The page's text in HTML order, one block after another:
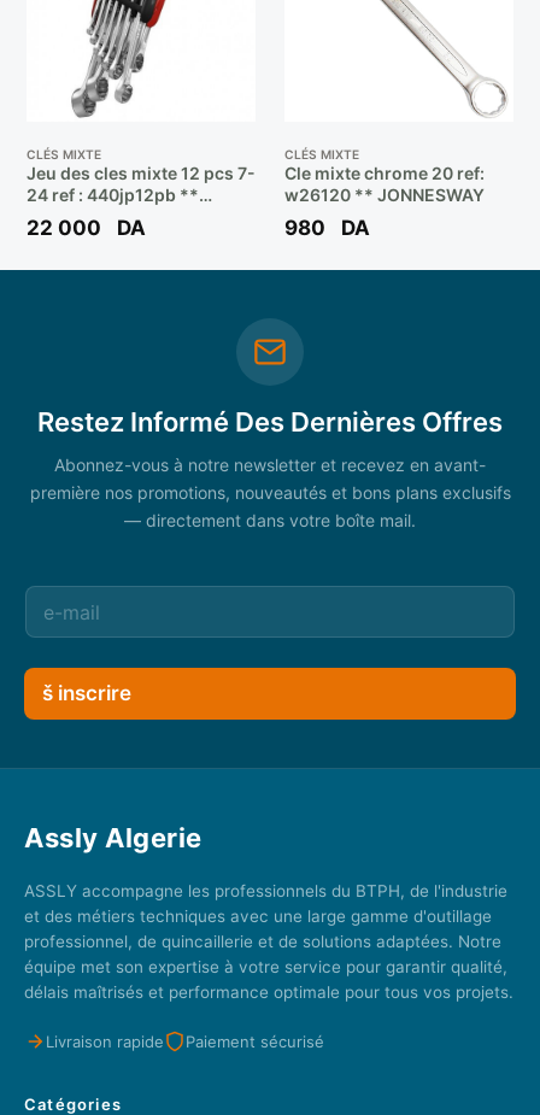
CLÉS MIXTE
Jeu des cles mixte 12 pcs 7-
24 ref : 440jp12pb **
FACOM
22 000 DA
CLÉS MIXTE
Cle mixte chrome 20 ref:
w26120 ** JONNESWAY
980 DA
Restez Informé Des Dernières Offres
Abonnez-vous à notre newsletter et recevez en avant-
première nos promotions, nouveautés et bons plans exclusifs
— directement dans votre boîte mail.
š inscrire
Assly Algerie
ASSLY accompagne les professionnels du BTPH, de l'industrie
et des métiers techniques avec une large gamme d'outillage
professionnel, de quincaillerie et de solutions adaptées. Notre
équipe met son expertise à votre service pour garantir qualité,
délais maîtrisés et performance optimale pour tous vos projets.
Livraison rapide Paiement sécurisé
Catégories